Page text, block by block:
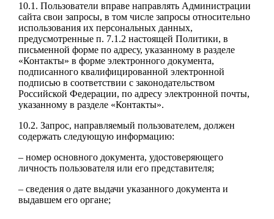
10.1. Пользователи вправе направлять Администрации
сайта свои запросы, в том числе запросы относительно
использования их персональных данных,
предусмотренные п. 7.1.2 настоящей Политики, в
письменной форме по адресу, указанному в разделе
«Контакты» в форме электронного документа,
подписанного квалифицированной электронной
подписью в соответствии с законодательством
Российской Федерации, по адресу электронной почты,
указанному в разделе «Контакты».
10.2. Запрос, направляемый пользователем, должен
содержать следующую информацию:
– номер основного документа, удостоверяющего
личность пользователя или его представителя;
– сведения о дате выдачи указанного документа и
выдавшем его органе;